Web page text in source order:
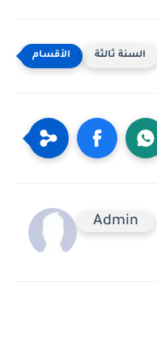
السنة ثالثة
Admin